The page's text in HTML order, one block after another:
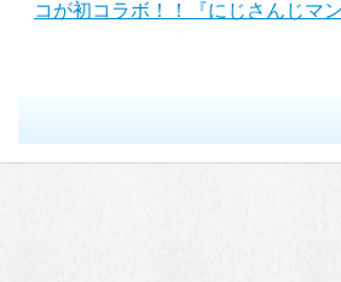
コが初コラボ！！『にじさんじマ